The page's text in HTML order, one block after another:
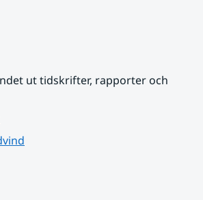
ut tidskrifter, rapporter och